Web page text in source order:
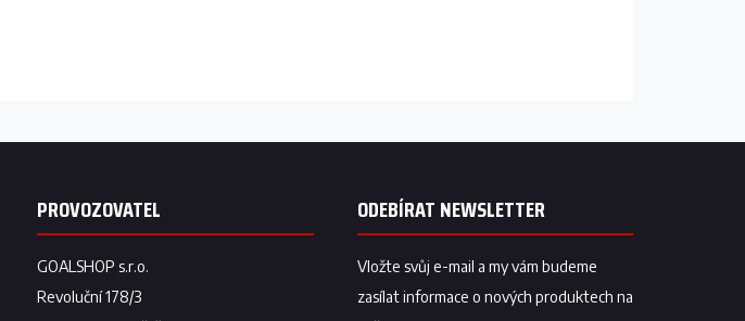
ODEBÍRAT NEWSLETTER
Vložte svůj e-mail a my vám budeme
zasílat informace o nových produktech na